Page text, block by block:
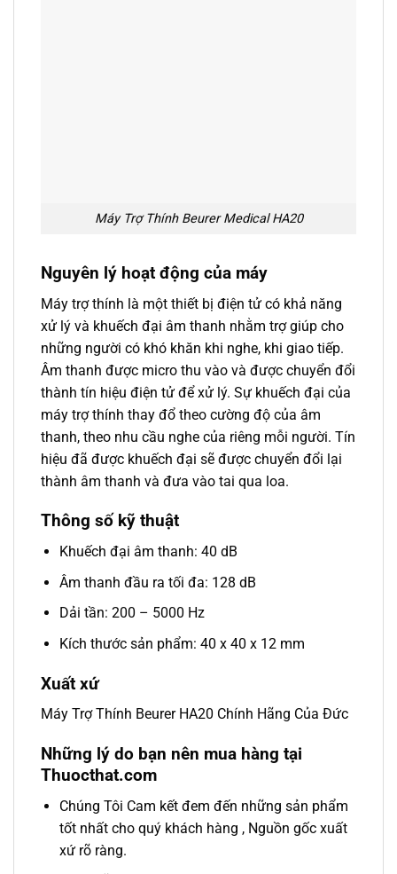
Máy Trợ Thính Beurer Medical HA20
Nguyên lý hoạt động của máy
Máy trợ thính là một thiết bị điện tử có khả năng
xử lý và khuếch đại âm thanh nhằm trợ giúp cho
những người có khó khăn khi nghe, khi giao tiếp.
Âm thanh được micro thu vào và được chuyển đổi
thành tín hiệu điện tử để xử lý. Sự khuếch đại của
máy trợ thính thay đổ theo cường độ của âm
thanh, theo nhu cầu nghe của riêng mỗi người. Tín
hiệu đã được khuếch đại sẽ được chuyển đổi lại
thành âm thanh và đưa vào tai qua loa.
Thông số kỹ thuật
Khuếch đại âm thanh: 40 dB
Âm thanh đầu ra tối đa: 128 dB
Dải tần: 200 – 5000 Hz
Kích thước sản phẩm: 40 x 40 x 12 mm
Xuất xứ
Máy Trợ Thính Beurer HA20 Chính Hãng Của Đức
Những lý do bạn nên mua hàng tại
Thuocthat.com
Chúng Tôi Cam kết đem đến những sản phẩm
tốt nhất cho quý khách hàng , Nguồn gốc xuất
xứ rõ ràng.